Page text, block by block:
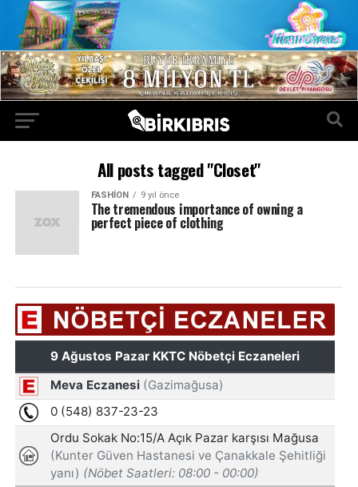
All posts tagged "Closet"
FASHION 9 yıl önce
The tremendous importance of owning a
perfect piece of clothing